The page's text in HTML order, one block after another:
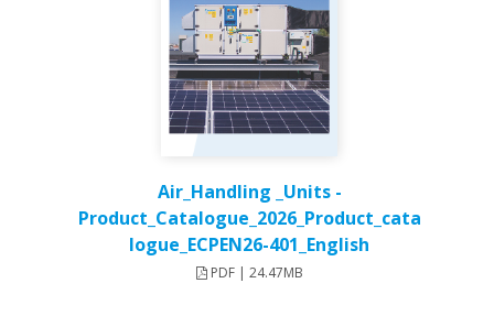
Air_Handling _Units -
Product_Catalogue_2026_Product_cata
logue_ECPEN26-401_English
PDF | 24.47MB